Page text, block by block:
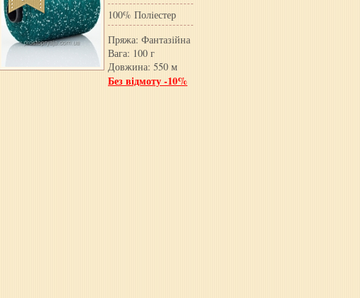
100% Полiестер
Пряжа: Фантазійна
Вага: 100 г
Довжина: 550 м
Без відмоту -10%